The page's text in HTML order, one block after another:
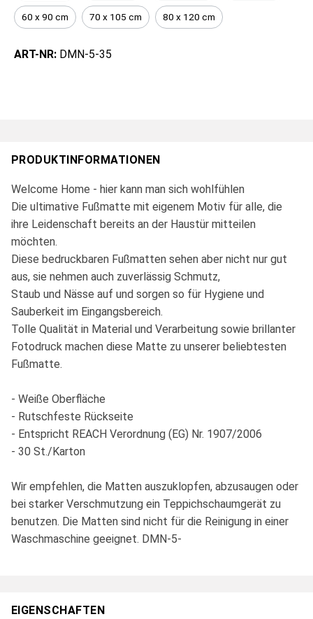
60 x 90 cm 70 x 105 cm 80 x 120 cm
ART-NR: DMN-5-35
PRODUKTINFORMATIONEN
Welcome Home - hier kann man sich wohlfühlen
Die ultimative Fußmatte mit eigenem Motiv für alle, die
ihre Leidenschaft bereits an der Haustür mitteilen
möchten.
Diese bedruckbaren Fußmatten sehen aber nicht nur gut
aus, sie nehmen auch zuverlässig Schmutz,
Staub und Nässe auf und sorgen so für Hygiene und
Sauberkeit im Eingangsbereich.
Tolle Qualität in Material und Verarbeitung sowie brillanter
Fotodruck machen diese Matte zu unserer beliebtesten
Fußmatte.
- Weiße Oberfläche
- Rutschfeste Rückseite
- Entspricht REACH Verordnung (EG) Nr. 1907/2006
- 30 St./Karton
Wir empfehlen, die Matten auszuklopfen, abzusaugen oder
bei starker Verschmutzung ein Teppichschaumgerät zu
benutzen. Die Matten sind nicht für die Reinigung in einer
Waschmaschine geeignet. DMN-5-
EIGENSCHAFTEN